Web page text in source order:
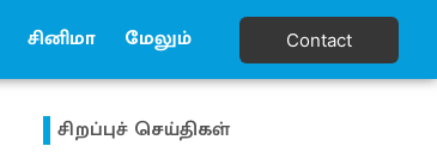
சினிமா மேலும் Contact
சிறப்புச் செய்திகள்